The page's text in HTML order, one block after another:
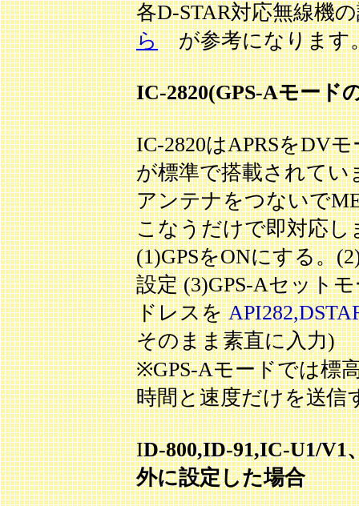
各D-STAR対応無線機
らが参考になります
IC-2820(GPS-Aモード
IC-2820はAPRSをDV
が標準で搭載されてい
アンテナをつないで
こなうだけで即対応し
(1)GPSをONにする。
設定 (3)GPS-Aセット
ドレスを
そのまま素直に入力)
※GPS-Aモードでは標
時間と速度だけを送信
ID-800,ID-91,IC-U1/
外に設定した場合